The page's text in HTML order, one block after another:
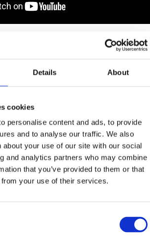
Details About
cookies
personalise content and ads, to provide
and to analyse our traffic. We also
about your use of our site with our social
and analytics partners who may combine
that you’ve provided to them or that
from your use of their services.